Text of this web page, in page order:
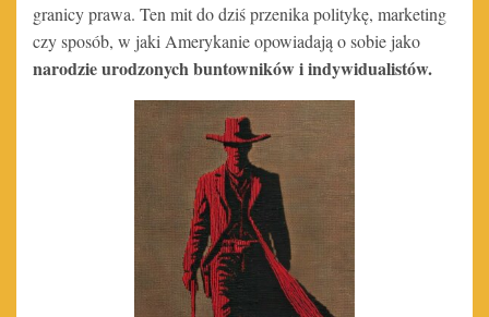
granicy prawa. Ten mit do dziś przenika politykę, marketing
czy sposób, w jaki Amerykanie opowiadają o sobie jako
narodzie urodzonych buntowników i indywidualistów.